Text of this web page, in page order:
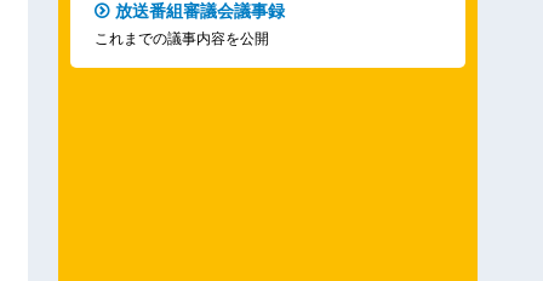
放送番組審議会議事録
これまでの議事内容を公開